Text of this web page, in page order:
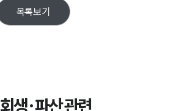
소식/자료
세미나
목록보기
생·파산 관련